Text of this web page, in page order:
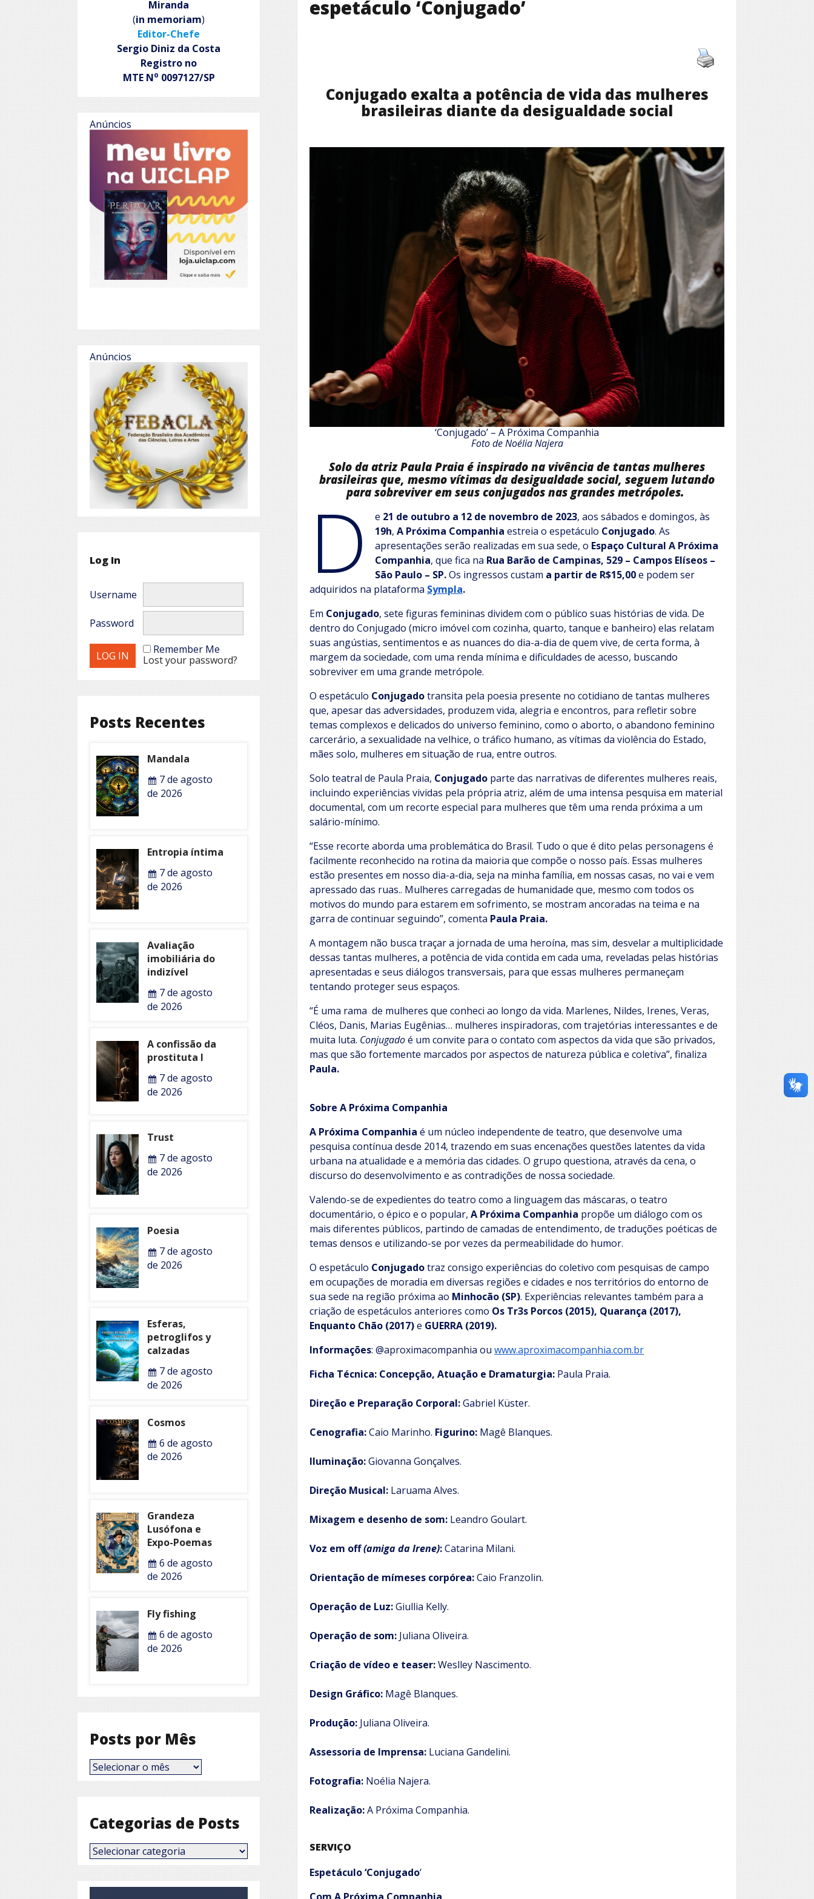
espetáculo ‘Conjugado’
Conjugado exalta a potência de vida das mulheres
brasileiras diante da desigualdade social
‘Conjugado’ – A Próxima Companhia
Foto de Noélia Najera
Solo da atriz Paula Praia é inspirado na vivência de tantas mulheres
brasileiras que, mesmo vítimas da desigualdade social, seguem lutando
para sobreviver em seus conjugados nas grandes metrópoles.
D e 21 de outubro a 12 de novembro de 2023, aos sábados e domingos, às
19h,A Próxima Companhiaestreia o espetáculo Conjugado. As
apresentações serão realizadas em sua sede, o Espaço Cultural A Próxima
Companhia, que fica na Rua Barão de Campinas, 529 – Campos Elíseos –
São Paulo – SP.Os ingressos custam a partir de R$15,00e podem ser
adquiridos na plataforma Sympla.
Em Conjugado, sete figuras femininas dividem com o público suas histórias de vida. De
dentro do Conjugado (micro imóvel com cozinha, quarto, tanque e banheiro) elas relatam
suas angústias, sentimentos e as nuances do dia-a-dia de quem vive, de certa forma, à
margem da sociedade, com uma renda mínima e dificuldades de acesso, buscando
sobreviver em uma grande metrópole.
O espetáculo Conjugadotransita pela poesia presente no cotidiano de tantas mulheres
que, apesar das adversidades, produzem vida, alegria e encontros, para refletir sobre
temas complexos e delicados do universo feminino, como o aborto, o abandono feminino
carcerário, a sexualidade na velhice, o tráfico humano, as vítimas da violência do Estado,
mães solo, mulheres em situação de rua, entre outros.
Solo teatral de Paula Praia, Conjugado parte das narrativas de diferentes mulheres reais,
incluindo experiências vividas pela própria atriz, além de uma intensa pesquisa em material
documental, com um recorte especial para mulheres que têm uma renda próxima a um
salário-mínimo.
“Esse recorte aborda uma problemática do Brasil. Tudo o que é dito pelas personagens é
facilmente reconhecido na rotina da maioria que compõe o nosso país. Essas mulheres
estão presentes em nosso dia-a-dia, seja na minha família, em nossas casas, no vai e vem
apressado das ruas.. Mulheres carregadas de humanidade que, mesmo com todos os
motivos do mundo para estarem em sofrimento, se mostram ancoradas na teima e na
garra de continuar seguindo”, comenta Paula Praia.
A montagem não busca traçar a jornada de uma heroína, mas sim, desvelar a multiplicidade
dessas tantas mulheres, a potência de vida contida em cada uma, reveladas pelas histórias
apresentadas e seus diálogos transversais, para que essas mulheres permaneçam
tentando proteger seus espaços.
“É uma rama de mulheres que conheci ao longo da vida. Marlenes, Nildes, Irenes, Veras,
Cléos, Danis, Marias Eugênias… mulheres inspiradoras, com trajetórias interessantes e de
muita luta. Conjugadoé um convite para o contato com aspectos da vida que são privados,
mas que são fortemente marcados por aspectos de natureza pública e coletiva”, finaliza
Paula.
Sobre A Próxima Companhia
A Próxima Companhia é um núcleo independente de teatro, que desenvolve uma
pesquisa contínua desde 2014, trazendo em suas encenações questões latentes da vida
urbana na atualidade e a memória das cidades. O grupo questiona, através da cena, o
discurso do desenvolvimento e as contradições de nossa sociedade.
Valendo-se de expedientes do teatro como a linguagem das máscaras, o teatro
documentário, o épico e o popular, A Próxima Companhia propõe um diálogo com os
mais diferentes públicos, partindo de camadas de entendimento, de traduções poéticas de
temas densos e utilizando-se por vezes da permeabilidade do humor.
O espetáculo Conjugadotraz consigo experiências do coletivo com pesquisas de campo
em ocupações de moradia em diversas regiões e cidades e nos territórios do entorno de
sua sede na região próxima ao Minhocão (SP). Experiências relevantes também para a
criação de espetáculos anteriores como Os Tr3s Porcos (2015), Quarança (2017),
Enquanto Chão (2017)e GUERRA (2019).
Informações: @aproximacompanhia ou www.aproximacompanhia.com.br
Ficha Técnica: Concepção, Atuação e Dramaturgia: Paula Praia.
Direção e Preparação Corporal:Gabriel Küster.
Cenografia:Caio Marinho. Figurino: Magê Blanques.
Iluminação:Giovanna Gonçalves.
Direção Musical: Laruama Alves.
Mixagem e desenho de som: Leandro Goulart.
Voz em off(amiga da Irene):Catarina Milani.
Orientação de mímeses corpórea:Caio Franzolin.
Operação de Luz:Giullia Kelly.
Operação de som: Juliana Oliveira.
Criação de vídeo e teaser:Weslley Nascimento.
Design Gráfico: Magê Blanques.
Produção: Juliana Oliveira.
Assessoria de Imprensa: Luciana Gandelini.
Fotografia: Noélia Najera.
Realização:A Próxima Companhia.
SERVIÇO
Espetáculo ‘Conjugado‘
Miranda
(in memoriam)
Editor-Chefe
Sergio Diniz da Costa
Registro no
MTE No 0097127/SP
Anúncios
Anúncios
Log In
Username
Password
Remember Me
Lost your password?
Posts Recentes
Mandala
7 de agosto
de 2026
Entropia íntima
7 de agosto
de 2026
Avaliação
imobiliária do
indizível
7 de agosto
de 2026
A confissão da
prostituta I
7 de agosto
de 2026
Trust
7 de agosto
de 2026
Poesia
7 de agosto
de 2026
Esferas,
petroglifos y
calzadas
7 de agosto
de 2026
Cosmos
6 de agosto
de 2026
Grandeza
Lusófona e
Expo-Poemas
6 de agosto
de 2026
Fly fishing
6 de agosto
de 2026
Posts por Mês
Posts
por
Categorias de Posts
Categorias
de